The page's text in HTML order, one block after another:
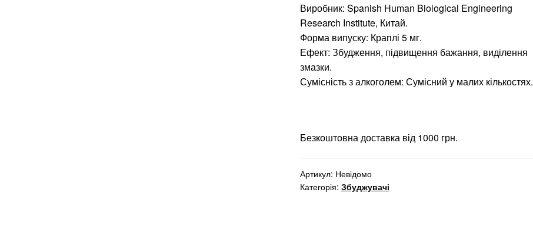
від
400 ₴
до
1000 ₴
Виробник: Spanish Human Biological Engineering
Research Institute, Китай.
Форма випуску: Краплі 5 мг.
Ефект: Збудження, підвищення бажання, виділення
змазки.
Сумісність з алкоголем: Сумісний у малих кількостях.
Безкоштовна доставка від 1000 грн.
Артикул: Невідомо
Категорія:Збуджувачі